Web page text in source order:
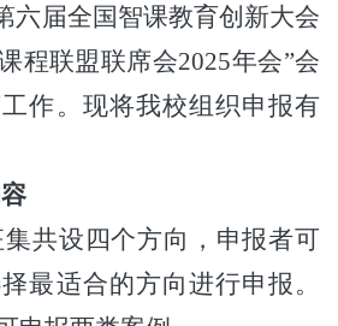
六届全国智课教育创新大会
程联盟联席会2025年会”会
作。现将我校组织申报有
共设四个方向，申报者可
最适合的方向进行申报。